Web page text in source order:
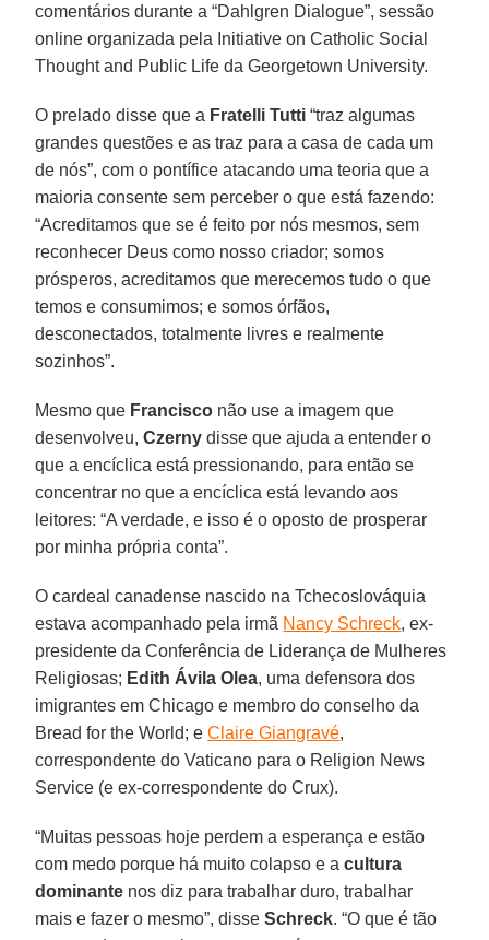
comentários durante a “Dahlgren Dialogue”, sessão
online organizada pela Initiative on Catholic Social
Thought and Public Life da Georgetown University.
O prelado disse que a Fratelli Tutti “traz algumas
grandes questões e as traz para a casa de cada um
de nós”, com o pontífice atacando uma teoria que a
maioria consente sem perceber o que está fazendo:
“Acreditamos que se é feito por nós mesmos, sem
reconhecer Deus como nosso criador; somos
prósperos, acreditamos que merecemos tudo o que
temos e consumimos; e somos órfãos,
desconectados, totalmente livres e realmente
sozinhos”.
Mesmo que Francisco não use a imagem que
desenvolveu,Czerny disse que ajuda a entender o
que a encíclica está pressionando, para então se
concentrar no que a encíclica está levando aos
leitores: “A verdade, e isso é o oposto de prosperar
por minha própria conta”.
O cardeal canadense nascido na Tchecoslováquia
estava acompanhado pela irmã Nancy Schreck, ex-
presidente da Conferência de Liderança de Mulheres
Religiosas; Edith Ávila Olea, uma defensora dos
imigrantes em Chicago e membro do conselho da
Bread for the World; eClaire Giangravé,
correspondente do Vaticano para o Religion News
Service (e ex-correspondente do Crux).
“Muitas pessoas hoje perdem a esperança e estão
com medo porque há muito colapso e acultura
dominante nos diz para trabalhar duro, trabalhar
mais e fazer o mesmo”, disseSchreck. “O que é tão